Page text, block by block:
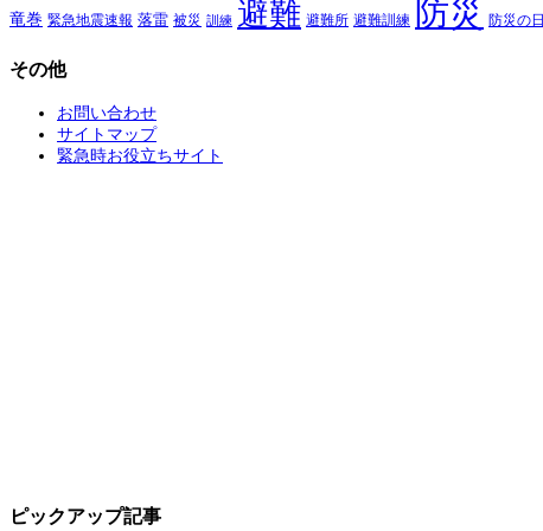
竜巻 緊急地震速報 落雷 被災 訓練 避難 避難所 避難訓練 防災 防災の日
その他
お問い合わせ
サイトマップ
緊急時お役立ちサイト
ピックアップ記事